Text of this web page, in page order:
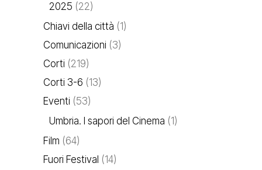
2025 (22)
Chiavi della città (1)
Comunicazioni (3)
Corti (219)
Corti 3-6 (13)
Eventi (53)
Umbria. I sapori del Cinema (1)
Film (64)
Fuori Festival (14)